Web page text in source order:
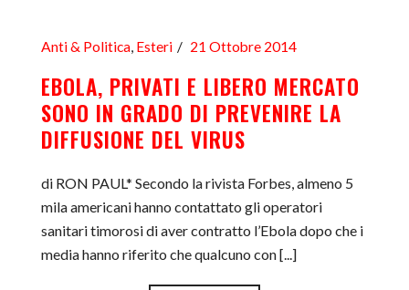
Anti & Politica, Esteri 21 Ottobre 2014
EBOLA, PRIVATI E LIBERO MERCATO
SONO IN GRADO DI PREVENIRE LA
DIFFUSIONE DEL VIRUS
di RON PAUL* Secondo la rivista Forbes, almeno 5
mila americani hanno contattato gli operatori
sanitari timorosi di aver contratto l’Ebola dopo che i
media hanno riferito che qualcuno con [...]